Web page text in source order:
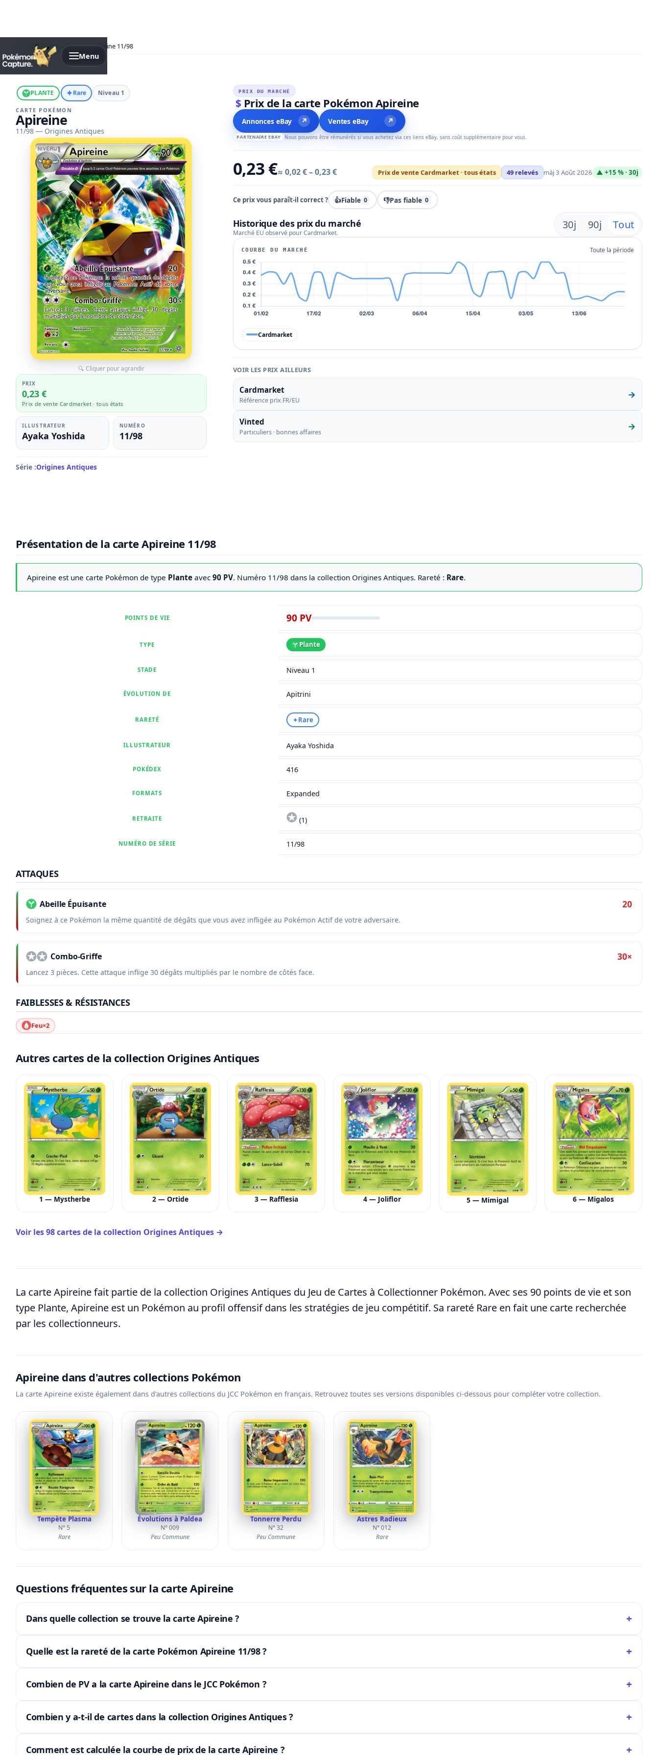
Menu
Accueil› Origines Antiques›Apireine 11/98
PLANTE ✦Rare Niveau 1
CARTE POKÉMON
Apireine
11/98 — Origines Antiques
🔍 Cliquer pour agrandir
PRIX
0,23 €
Prix de vente Cardmarket · tous états
ILLUSTRATEUR
Ayaka Yoshida
NUMÉRO
11/98
Série :Origines Antiques
PRIX DU MARCHÉ
$ Prix de la carte Pokémon Apireine
Annonces eBay ↗ Ventes eBay ↗
PARTENAIRE EBAY Nous pouvons être rémunérés si vous achetez via ces liens eBay, sans coût supplémentaire pour vous.
0,23 €≈ 0,02 € – 0,23 € Prix de vente Cardmarket · tous états 49 relevés màj 3 Août 2026 ▲ +15 % · 30j
Ce prix vous paraît-il correct ? 👍Fiable 0 👎Pas fiable 0
Historique des prix du marché
Marché EU observé pour Cardmarket.
30j 90j Tout
COURBE DU MARCHÉ Toute la période
Cardmarket
VOIR LES PRIX AILLEURS
Cardmarket
Référence prix FR/EU →
Vinted
Particuliers · bonnes affaires →
Présentation de la carte Apireine 11/98
Apireine est une carte Pokémon de type Plante avec 90 PV. Numéro 11/98 dans la collection Origines Antiques. Rareté : Rare.
POINTS DE VIE 90 PV
TYPE Plante
STADE Niveau 1
ÉVOLUTION DE Apitrini
RARETÉ ✦Rare
ILLUSTRATEUR Ayaka Yoshida
POKÉDEX 416
FORMATS Expanded
RETRAITE (1)
NUMÉRO DE SÉRIE 11/98
ATTAQUES
Abeille Épuisante 20
Soignez à ce Pokémon la même quantité de dégâts que vous avez infligée au Pokémon Actif de votre adversaire.
Combo-Griffe 30×
Lancez 3 pièces. Cette attaque inflige 30 dégâts multipliés par le nombre de côtés face.
FAIBLESSES & RÉSISTANCES
Feu×2
Autres cartes de la collection Origines Antiques
1 — Mystherbe 2 — Ortide 3 — Rafflesia 4 — Joliflor 5 — Mimigal 6 — Migalos
Voir les 98 cartes de la collection Origines Antiques →
La carte Apireine fait partie de la collection Origines Antiques du Jeu de Cartes à Collectionner Pokémon. Avec ses 90 points de vie et son
type Plante, Apireine est un Pokémon au profil offensif dans les stratégies de jeu compétitif. Sa rareté Rare en fait une carte recherchée
par les collectionneurs.
Apireine dans d'autres collections Pokémon
La carte Apireine existe également dans d'autres collections du JCC Pokémon en français. Retrouvez toutes ses versions disponibles ci-dessous pour compléter votre collection.
Tempète Plasma
N° 5
Rare
Évolutions à Paldea
N° 009
Peu Commune
Tonnerre Perdu
N° 32
Peu Commune
Astres Radieux
N° 012
Rare
Questions fréquentes sur la carte Apireine
Dans quelle collection se trouve la carte Apireine ?
Quelle est la rareté de la carte Pokémon Apireine 11/98 ?
Combien de PV a la carte Apireine dans le JCC Pokémon ?
Combien y a-t-il de cartes dans la collection Origines Antiques ?
Comment est calculée la courbe de prix de la carte Apireine ?